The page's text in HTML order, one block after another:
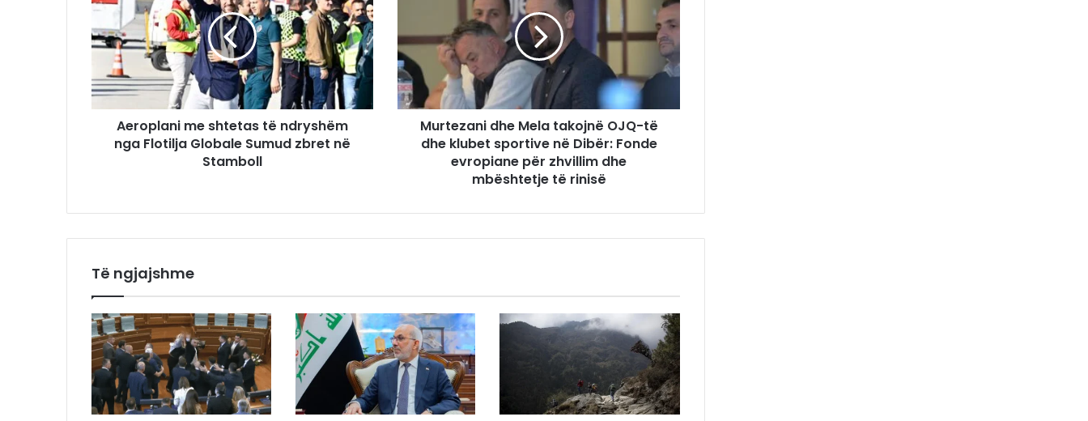
Aeroplani me shtetas të ndryshëm
nga Flotilja Globale Sumud zbret në
Stamboll
Murtezani dhe Mela takojnë OJQ-të
dhe klubet sportive në Dibër: Fonde
evropiane për zhvillim dhe
mbështetje të rinisë
Të ngjajshme